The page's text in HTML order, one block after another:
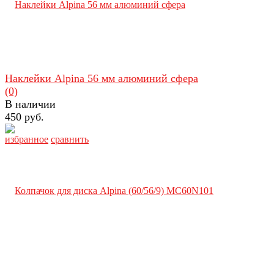
избранное сравнить
Наклейки Alpina 56 мм алюминий сфера
(0)
В наличии
450 руб.